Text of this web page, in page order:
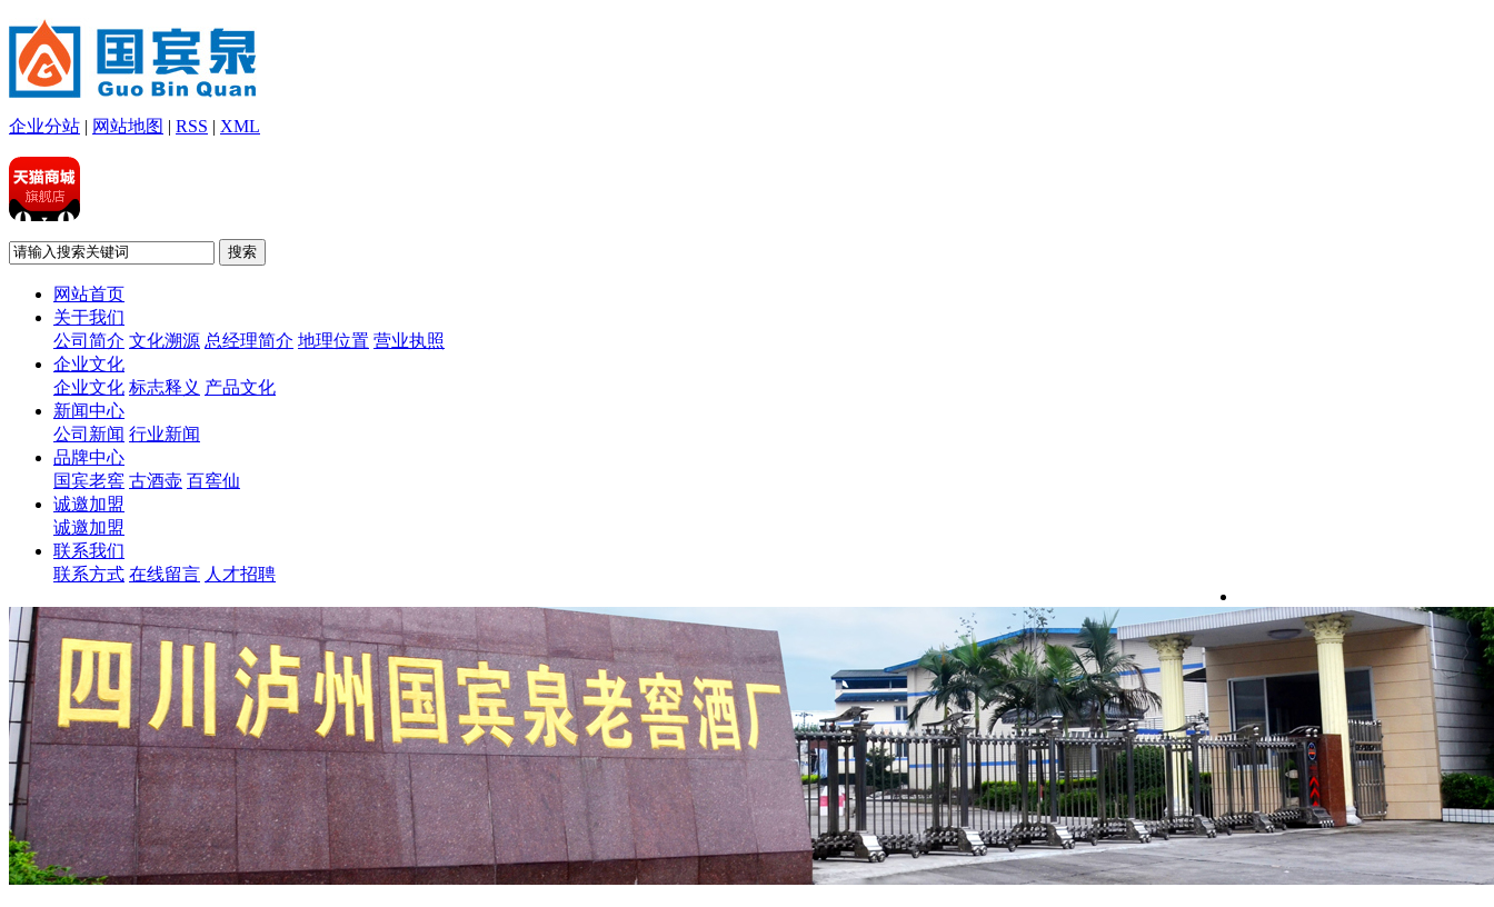
企业分站 | 网站地图 | RSS | XML
网站首页
关于我们
公司简介 文化溯源 总经理简介 地理位置 营业执照
企业文化
企业文化 标志释义 产品文化
新闻中心
公司新闻 行业新闻
品牌中心
国宾老窖 古酒壶 百窖仙
诚邀加盟
诚邀加盟
联系我们
联系方式 在线留言 人才招聘